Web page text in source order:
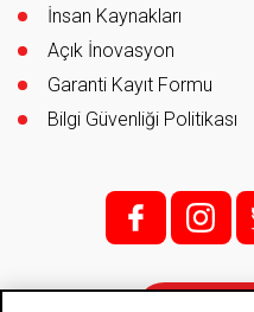
İnsan Kaynakları
Açık İnovasyon
Garanti Kayıt Formu
Bilgi Güvenliği Politikası
f; i;